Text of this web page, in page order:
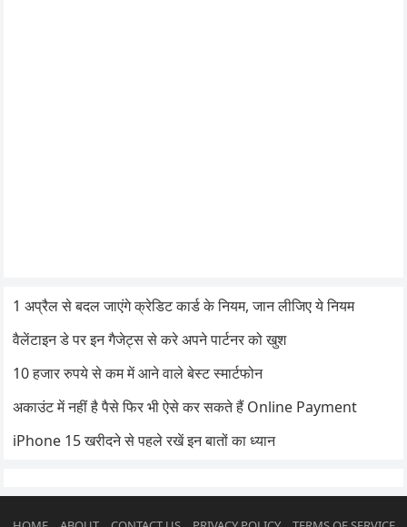
1 अप्रैल से बदल जाएंगे क्रेडिट कार्ड के नियम, जान लीजिए ये नियम
वैलेंटाइन डे पर इन गैजेट्स से करे अपने पार्टनर को खुश
10 हजार रुपये से कम में आने वाले बेस्ट स्मार्टफोन
अकाउंट में नहीं है पैसे फिर भी ऐसे कर सकते हैं Online Payment
iPhone 15 खरीदने से पहले रखें इन बातों का ध्यान